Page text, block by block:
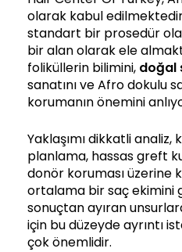
olarak kabul
standart bir prosedür
bir alan olarak ele
foliküllerin bilimini, doğal
sanatını ve Afro dokulu
korumanın önemini
Yaklaşımı dikkatli analiz,
planlama, hassas greft
donör koruması üzerine
ortalama bir saç ekimini
sonuçtan ayıran
için bu düzeyde ayrıntı
çok önemlidir.